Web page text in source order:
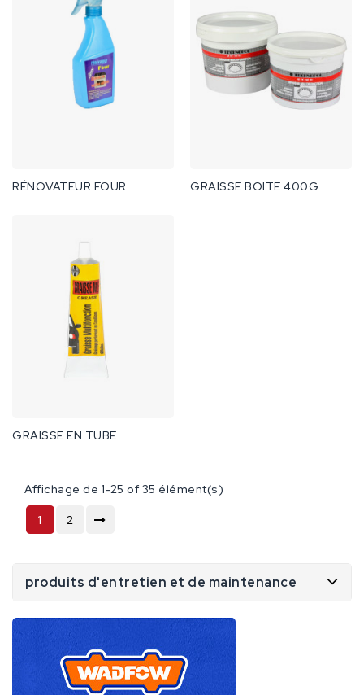
produits d'entretien et de maintenance
RÉNOVATEUR FOUR GRAISSE BOITE 400G
GRAISSE EN TUBE
Affichage de 1-25 of 35 élément(s)
1 2